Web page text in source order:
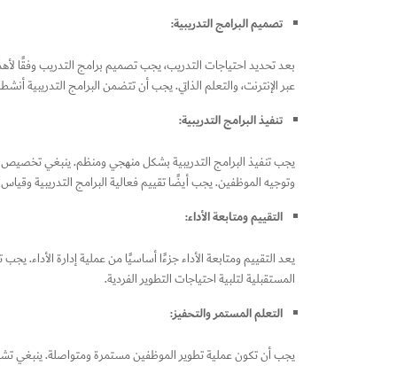
تصميم البرامج التدريبية:
بعد تحديد احتياجات التدريب، يجب تصميم برامج التدريب وفقًا
عبر الإنترنت، والتعلم الذاتي. يجب أن تتضمن البرامج التدريبية
تنفيذ البرامج التدريبية:
يجب تنفيذ البرامج التدريبية بشكل منهجي ومنظم. ينبغي تخصيص
وتوجيه الموظفين. يجب أيضًا تقييم فعالية البرامج التدريبية
التقييم ومتابعة الأداء:
يعد التقييم ومتابعة الأداء جزءًا أساسيًا من عملية إدارة الأداء.
المستقبلية لتلبية احتياجات التطوير الفردية.
التعلم المستمر والتحفيز:
يجب أن تكون عملية تطوير الموظفين مستمرة ومتواصلة. ينبغي